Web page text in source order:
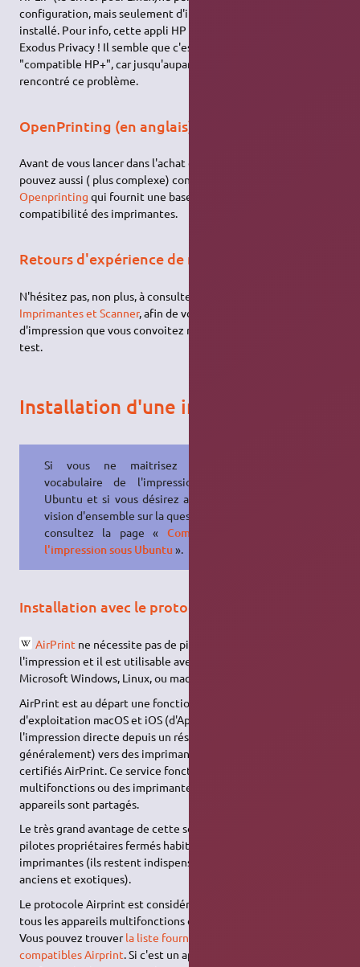
configuration, mais seulement d'imprimer et scanner une fois
installé. Pour info, cette appli HP Smart est classée 0/5 par
Exodus Privacy ! Il semble que c'est lié aux modèles
"compatible HP+", car jusqu'auparavant je n'avais jamais
rencontré ce problème.
OpenPrinting (en anglais)
Avant de vous lancer dans l'achat d'une imprimante, vous
pouvez aussi ( plus complexe) consulter le site web
Openprinting qui fournit une base de données sur la
compatibilité des imprimantes.
Retours d'expérience de nos membres
N'hésitez pas, non plus, à consulter la section du forum
Imprimantes et Scanner, afin de vous assurer que le matériel
d'impression que vous convoitez n'a pas déjà fait l'objet d'un
test.
Installation d'une imprimante
Si vous ne maitrisez pas le
vocabulaire de l'impression sous
Ubuntu et si vous désirez avoir une
vision d'ensemble sur la question,
consultez la page « Comprendre
l'impression sous Ubuntu ».
Installation avec le protocole Airprint
AirPrint ne nécessite pas de pilotes spécifiques à
l'impression et il est utilisable avec tout ordinateur exécutant
Microsoft Windows, Linux, ou macOS.
AirPrint est au départ une fonctionnalité des systèmes
d'exploitation macOS et iOS (d'Apple) afin de permettre
l'impression directe depuis un réseau local sans fil (Wi-Fi
généralement) vers des imprimantes et des multicopieurs
certifiés AirPrint. Ce service fonctionne aussi avec des copieurs
multifonctions ou des imprimantes incompatibles si ces
appareils sont partagés.
Le très grand avantage de cette solution est l'inutilité des
pilotes propriétaires fermés habituellement nécessaires aux
imprimantes (ils restent indispensables pour les appareils
anciens et exotiques).
Le protocole Airprint est considéré comme fonctionnant avec
tous les appareils multifonctions développés à partir de 2015.
Vous pouvez trouverla liste fournie par Apple des appareils
compatibles Airprint. Si c'est un appareil multifonction, Airprint